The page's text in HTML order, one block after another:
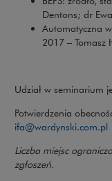
Dentons; dr
Automatyczna
2017 – Tomasz
Udział w seminarium
Potwierdzenia
ifa@wardynski.com.pl
Liczba miejsc
zgłoszeń.